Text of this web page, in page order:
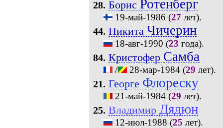
28. Борис Ротенберг
19-май-1986 (27 лет).
44. Никита Чичерин
18-авг-1990 (23 года).
84. Кристофер Самба
/ 28-мар-1984(29 лет).
21. Георге Флореску
21-май-1984(29 лет).
25. Владимир Дядюн
12-июл-1988 (25 лет).